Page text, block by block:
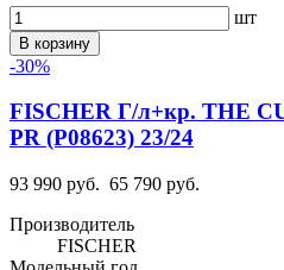
шт
В корзину
-30%
FISCHER Г/л+кр. THE
PR (P08623) 23/24
93 990 руб. 65 790 руб.
Производитель
FISCHER